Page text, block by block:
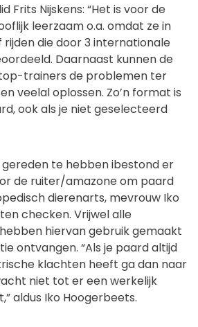
Frits Nijskens: “Het is voor de
leerzaam o.a. omdat ze in
die door 3 internationale
Daarnaast kunnen de
trainers de problemen ter
veelal oplossen. Zo’n format is
ook als je niet geselecteerd
te hebben ibestond er
de ruiter/amazone om paard
dierenarts, mevrouw Iko
checken. Vrijwel alle
hiervan gebruik gemaakt
ontvangen. “Als je paard altijd
klachten heeft ga dan naar
niet tot er een werkelijk
aldus Iko Hoogerbeets.